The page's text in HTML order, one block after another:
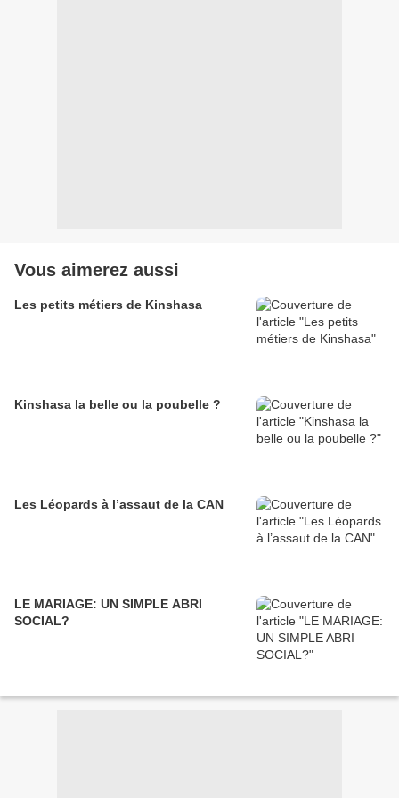
Vous aimerez aussi
Les petits métiers de Kinshasa
Kinshasa la belle ou la poubelle ?
Les Léopards à l’assaut de la CAN
LE MARIAGE: UN SIMPLE ABRI
SOCIAL?